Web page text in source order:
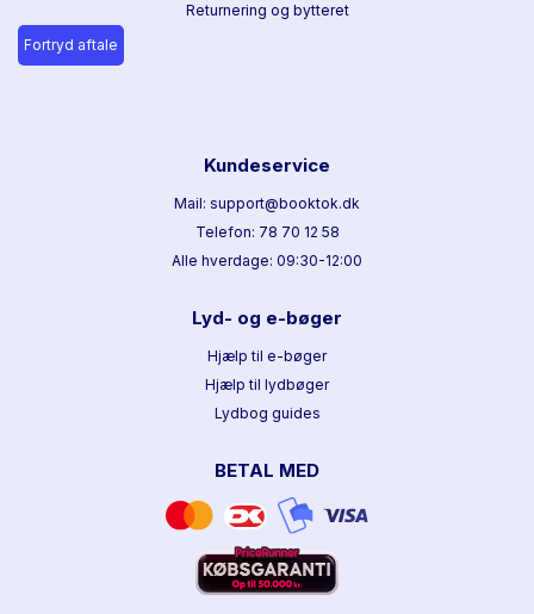
Returnering og bytteret
Fortryd aftale
Kundeservice
Mail: support@booktok.dk
Telefon: 78 70 12 58
Alle hverdage: 09:30-12:00
Lyd- og e-bøger
Hjælp til e-bøger
Hjælp til lydbøger
Lydbog guides
BETAL MED